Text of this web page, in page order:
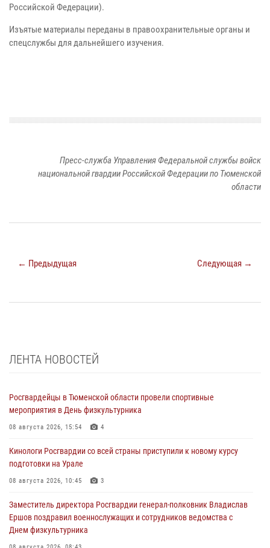
Российской Федерации).
Изъятые материалы переданы в правоохранительные органы и
спецслужбы для дальнейшего изучения.
Пресс-служба Управления Федеральной службы войск
национальной гвардии Российской Федерации по Тюменской
области
← Предыдущая Следующая →
ЛЕНТА НОВОСТЕЙ
Росгвардейцы в Тюменской области провели спортивные
мероприятия в День физкультурника
08 августа 2026, 15:54 4
Кинологи Росгвардии со всей страны приступили к новому курсу
подготовки на Урале
08 августа 2026, 10:45 3
Заместитель директора Росгвардии генерал-полковник Владислав
Ершов поздравил военнослужащих и сотрудников ведомства с
Днем физкультурника